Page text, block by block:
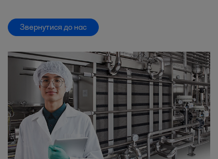
Звернутися до нас